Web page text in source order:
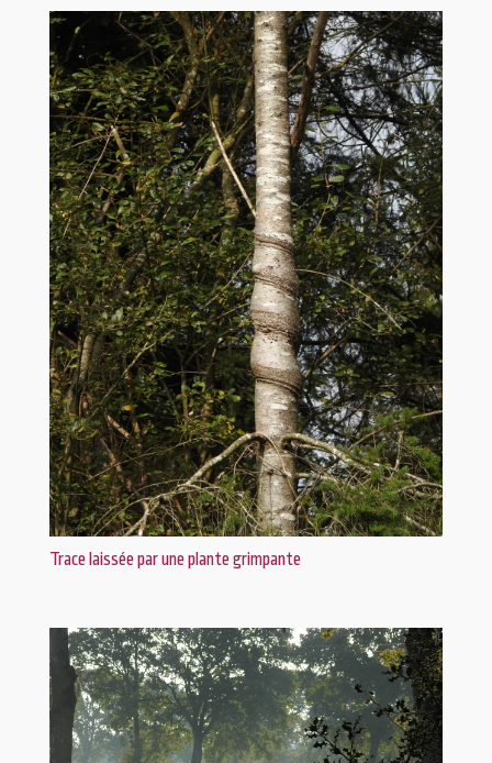
Trace laissée par une plante grimpante